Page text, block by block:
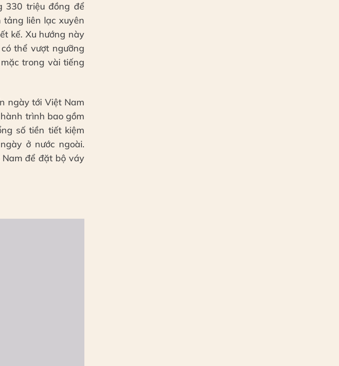
330 triệu đồng để
tảng liên lạc xuyên
kế. Xu hướng này
thể vượt ngưỡng
trong vài tiếng
ngày tới Việt Nam
trình bao gồm
số tiền tiết kiệm
ở nước ngoài.
để đặt bộ váy